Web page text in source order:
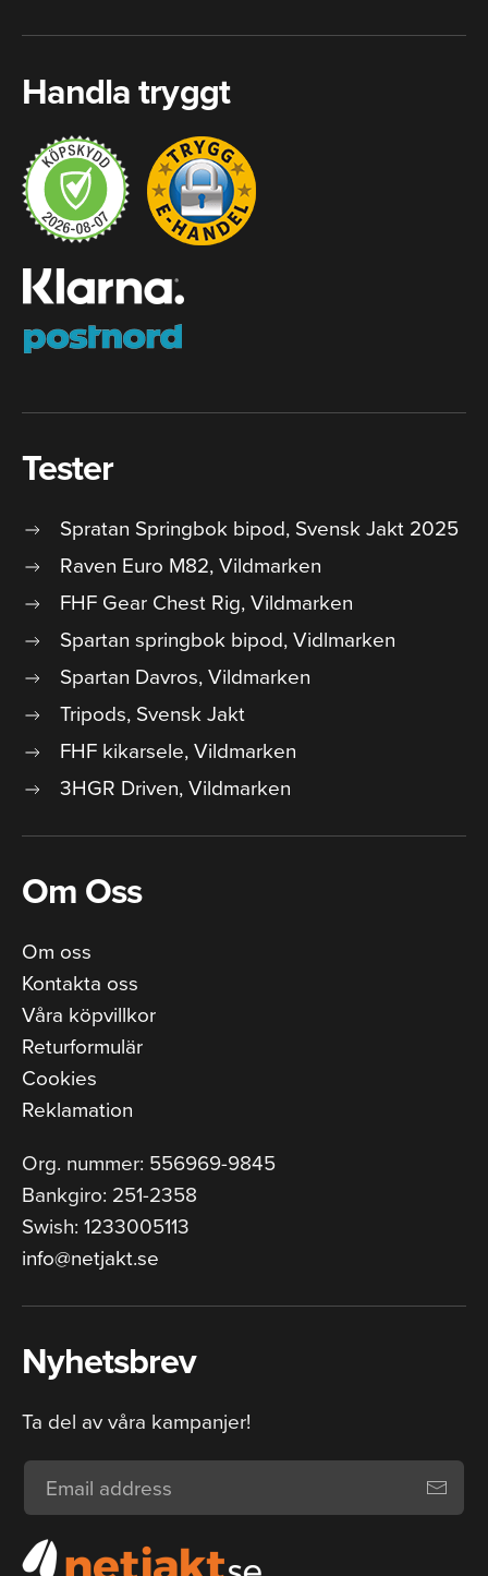
Handla tryggt
Tester
Spratan Springbok bipod, Svensk Jakt 2025
Raven Euro M82, Vildmarken
FHF Gear Chest Rig, Vildmarken
Spartan springbok bipod, Vidlmarken
Spartan Davros, Vildmarken
Tripods, Svensk Jakt
FHF kikarsele, Vildmarken
3HGR Driven, Vildmarken
Om Oss
Om oss
Kontakta oss
Våra köpvillkor
Returformulär
Cookies
Reklamation
Org. nummer: 556969-9845
Bankgiro: 251-2358
Swish: 1233005113
info@netjakt.se
Nyhetsbrev
Ta del av våra kampanjer!